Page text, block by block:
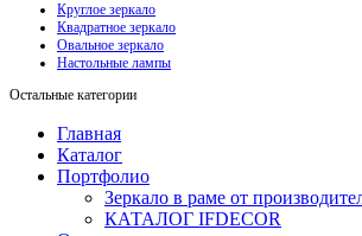
Круглое зеркало
Квадратное зеркало
Овальное зеркало
Настольные лампы
Остальные категории
Главная
Каталог
Портфолио
Зеркало в раме от
КАТАЛОГ IFDECOR